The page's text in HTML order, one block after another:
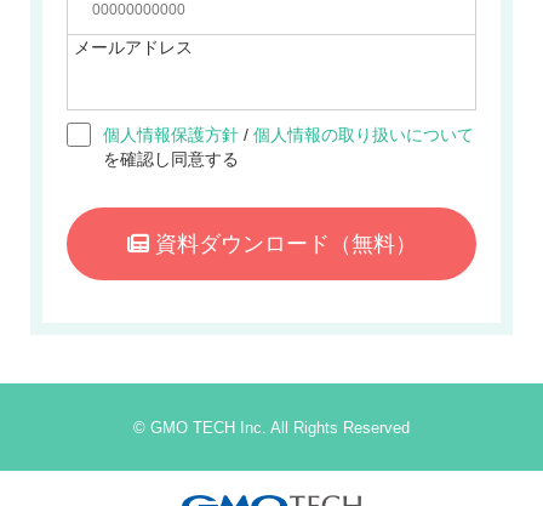
メールアドレス
個人情報保護方針 / 個人情報の取り扱いについて
を確認し同意する
資料ダウンロード （無料）
© GMO TECH Inc. All Rights Reserved